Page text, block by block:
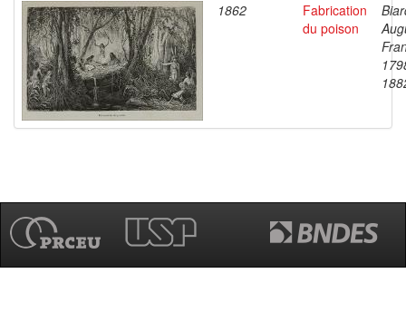
1862
Fabrication
du poison